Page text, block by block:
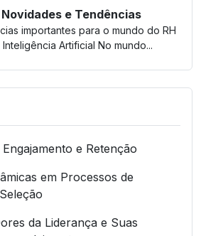
Novidades e Tendências
importantes para o mundo do RH
Artificial No mundo...
e Retenção
em Processos de
da Liderança e Suas